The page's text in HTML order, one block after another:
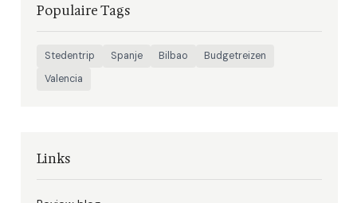
Populaire Tags
Stedentrip Spanje Bilbao
Budgetreizen
Valencia
Links